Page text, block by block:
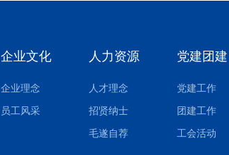
企业文化
企业理念
员工风采
人力资源
人才理念
招贤纳士
毛遂自荐
党建团建
党建工作
团建工作
工会活动